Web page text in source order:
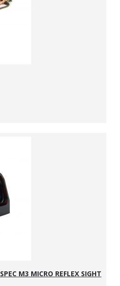
M3 MICRO REFLEX SIGHT